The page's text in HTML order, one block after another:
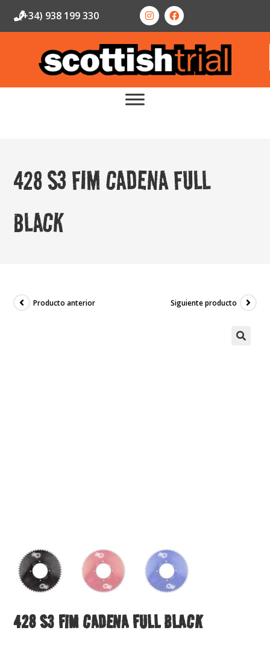
(+34) 938 199 330
428 S3 FIM CADENA FULL
BLACK
Producto anterior Siguiente producto
428 S3 FIM CADENA FULL BLACK